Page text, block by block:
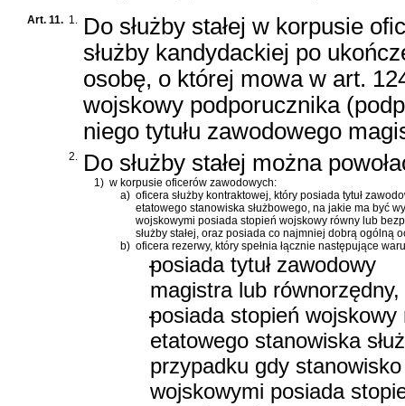
Art. 11. 1. Do służby stałej w korpusie
służby kandydackiej po
osobę, o której mowa w art.
wojskowy podporucznika
niego tytułu zawodowego
2. Do służby stałej można
1) w korpusie oficerów zawodowych:
a) oficera służby kontraktowej, który posiada tytuł
etatowego stanowiska służbowego, na jakie ma być
wojskowymi posiada stopień wojskowy równy lub
służby stałej, oraz posiada co najmniej dobrą ogólną
b) oficera rezerwy, który spełnia łącznie następujące
-
posiada tytuł zawodowy
magistra lub równorzędny,
-
posiada stopień
etatowego stanowiska
przypadku gdy
wojskowymi posiada